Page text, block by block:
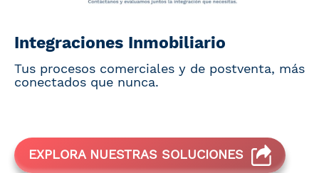
Integraciones Inmobiliario
Tus procesos comerciales y de postventa, más
conectados que nunca.
EXPLORA NUESTRAS SOLUCIONES